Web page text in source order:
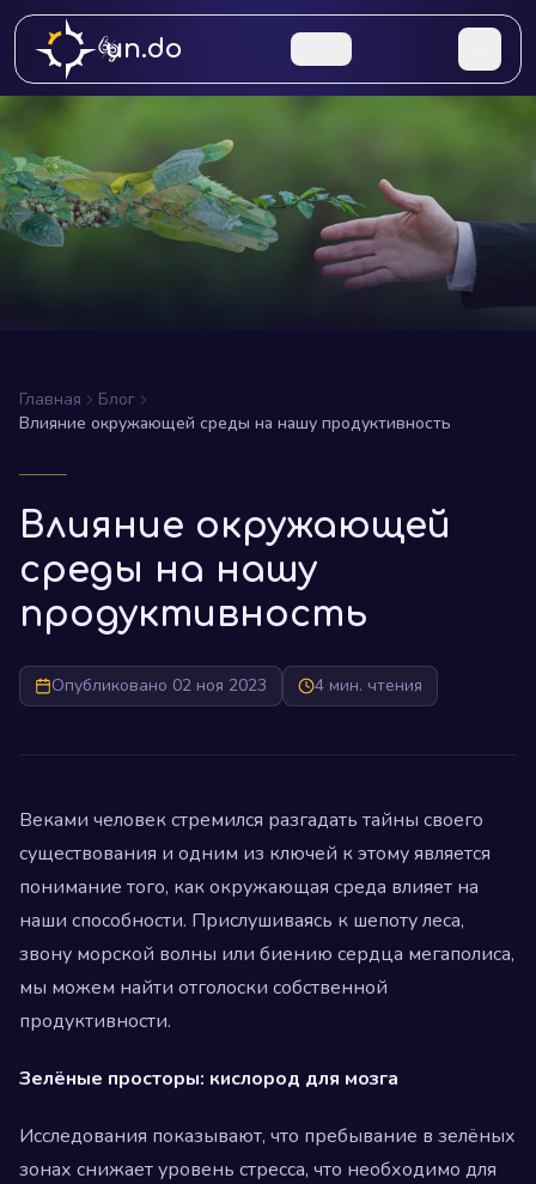
un.do
Главная
Блог
Влияние окружающей среды на нашу продуктивность
Влияние окружающей
среды на нашу
продуктивность
Опубликовано 02 ноя 2023 4 мин. чтения
Веками человек стремился разгадать тайны своего
существования и одним из ключей к этому является
понимание того, как окружающая среда влияет на
наши способности. Прислушиваясь к шепоту леса,
звону морской волны или биению сердца мегаполиса,
мы можем найти отголоски собственной
продуктивности.
Зелёные просторы: кислород для мозга
Исследования показывают, что пребывание в зелёных
зонах снижает уровень стресса, что необходимо для